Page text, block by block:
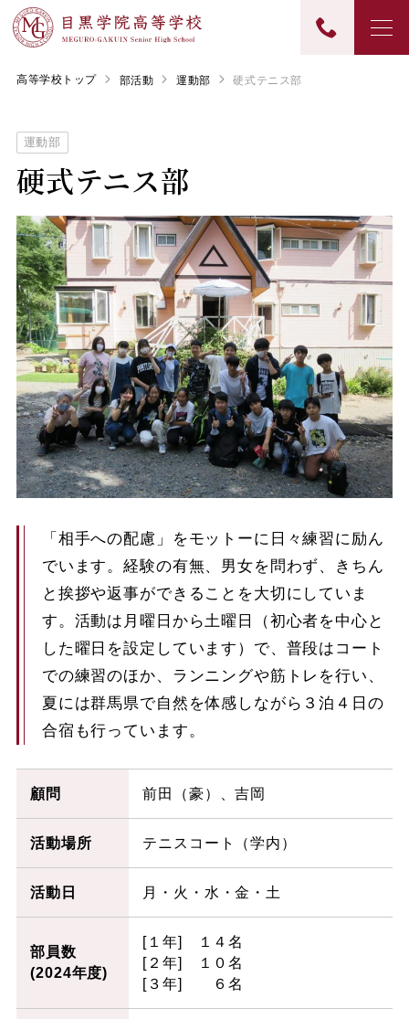
高等学校トップ 部活動 運動部 硬式テニス部
運動部
硬式テニス部
「相手への配慮」をモットーに日々練習に励ん
でいます。経験の有無、男女を問わず、きちん
と挨拶や返事ができることを大切にしていま
す。活動は月曜日から土曜日（初心者を中心と
した曜日を設定しています）で、普段はコート
での練習のほか、ランニングや筋トレを行い、
夏には群馬県で自然を体感しながら３泊４日の
合宿も行っています。
顧問 前田（豪）、吉岡
活動場所 テニスコート（学内）
活動日 月・火・水・金・土
部員数
(2024年度)
[１年] １４名
[２年] １０名
[３年] ６名